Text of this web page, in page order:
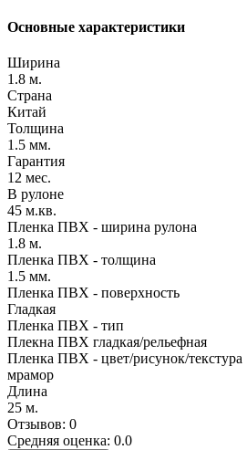
Основные характеристики
Ширина
1.8 м.
Страна
Китай
Толщина
1.5 мм.
Гарантия
12 мес.
В рулоне
45 м.кв.
Пленка ПВХ - ширина рулона
1.8 м.
Пленка ПВХ - толщина
1.5 мм.
Пленка ПВХ - поверхность
Гладкая
Пленка ПВХ - тип
Плекна ПВХ гладкая/рельефная
Пленка ПВХ - цвет/рисунок/текстура
мрамор
Длина
25 м.
Отзывов: 0
Средняя оценка: 0.0